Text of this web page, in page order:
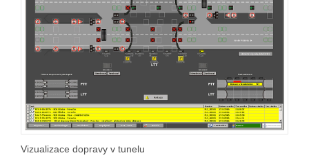
Vizualizace dopravy v tunelu